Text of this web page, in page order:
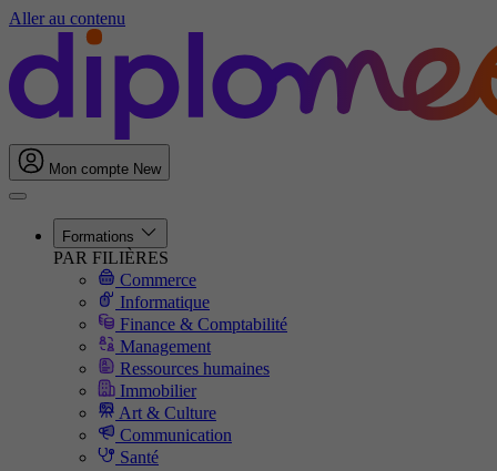
Aller au contenu
Mon compte New
Formations
PAR FILIÈRES
Commerce
Informatique
Finance & Comptabilité
Management
Ressources humaines
Immobilier
Art & Culture
Communication
Santé